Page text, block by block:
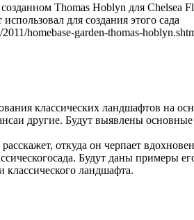
Thomas Hoblyn для Chelsea
для создания этого сада
homebase-garden-thomas-
классических ландшафтов на
другие. Будут выявлены
откуда он черпает
Будут даны примеры
классического ландшафта.